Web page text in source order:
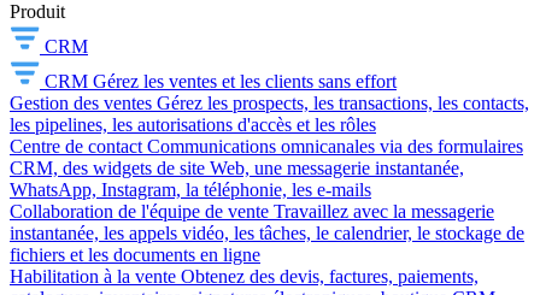
Produit
CRM
CRM Gérez les ventes et les clients sans effort
Gestion des ventes Gérez les prospects, les transactions, les contacts,
les pipelines, les autorisations d'accès et les rôles
Centre de contact Communications omnicanales via des formulaires
CRM, des widgets de site Web, une messagerie instantanée,
WhatsApp, Instagram, la téléphonie, les e-mails
Collaboration de l'équipe de vente Travaillez avec la messagerie
instantanée, les appels vidéo, les tâches, le calendrier, le stockage de
fichiers et les documents en ligne
Habilitation à la vente Obtenez des devis, factures, paiements,